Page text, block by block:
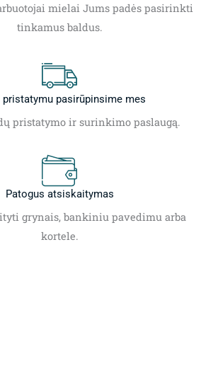
mielai Jums padės pasirinkti
tinkamus baldus.
pristatymu pasirūpinsime mes
pristatymo ir surinkimo paslaugą.
Patogus atsiskaitymas
grynais, bankiniu pavedimu arba
kortele.